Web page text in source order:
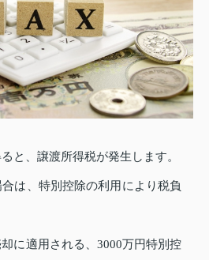
と、譲渡所得税が発生します。
は、特別控除の利用により税負
に適用される、3000万円特別控